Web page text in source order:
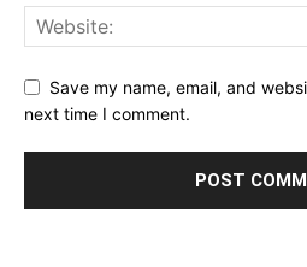
Save my name, email, and
next time I comment.